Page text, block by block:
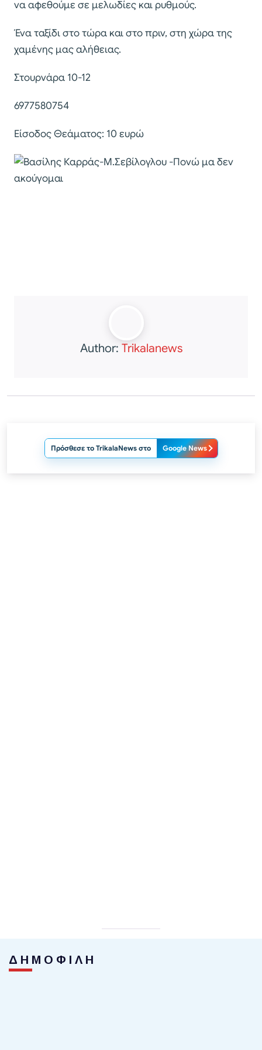
να αφεθούμε σε μελωδίες και ρυθμούς.
Ένα ταξίδι στο τώρα και στο πριν, στη χώρα της
χαμένης μας αλήθειας.
Στουρνάρα 10-12
6977580754
Είσοδος Θεάματος: 10 ευρώ
Author: Trikalanews
Πρόσθεσε το TrikalaNews στο Google News
ΔΗΜΟΦΙΛΗ